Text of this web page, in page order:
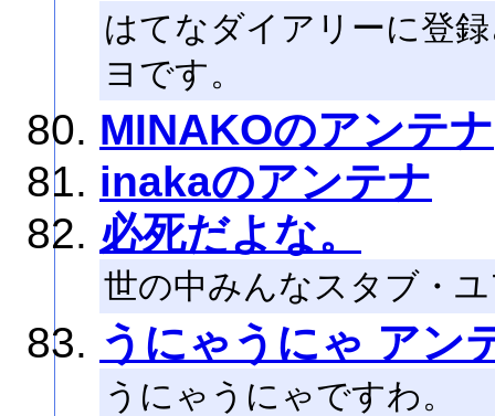
はてなダイアリーに登
ヨです。
MINAKOのアンテナ
inakaのアンテナ
必死だよな。
世の中みんなスタブ・
うにゃうにゃ アン
うにゃうにゃですわ。